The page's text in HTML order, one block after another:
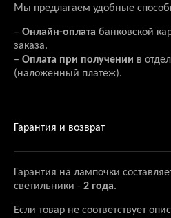
Мы предлагаем удобные
– Онлайн-оплата банковской
заказа.
– Оплата при получении в
(наложенный платеж).
Гарантия и возврат
Гарантия на лампочки
светильники - 2 года.
Если товар не соответствует